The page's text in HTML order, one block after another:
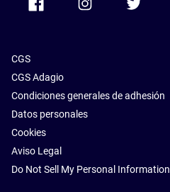
CGS
CGS Adagio
Condiciones generales de adhesión
Datos personales
Cookies
Aviso Legal
Do Not Sell My Personal Information